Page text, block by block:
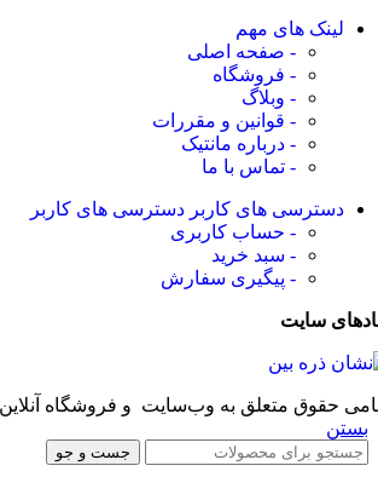
لینک های مهم
- صفحه اصلی
- فروشگاه
- وبلاگ
- قوانین و مقررات
- درباره مانتیک
- تماس با ما
دسترسی های کاربر دسترسی های کاربر
- حساب کاربری
- سبد خرید
- پیگیری سفارش
سایت
حقوق متعلق به وب‌سایت و فروشگاه‌ آنلاین
بستن
جست و جو